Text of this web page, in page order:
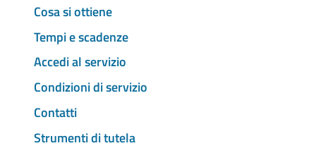
Cosa si ottiene
Tempi e scadenze
Accedi al servizio
Condizioni di servizio
Contatti
Strumenti di tutela